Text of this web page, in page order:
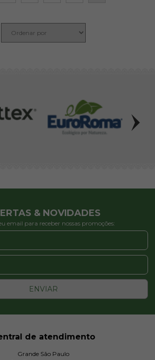
& NOVIDADES
email para receber nossas promoções:
ENVIAR
de atendimento
Grande São Paulo